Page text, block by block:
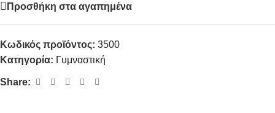
Προσθήκη στα αγαπημένα
Κωδικός προϊόντος: 3500
Κατηγορία: Γυμναστική
Share: